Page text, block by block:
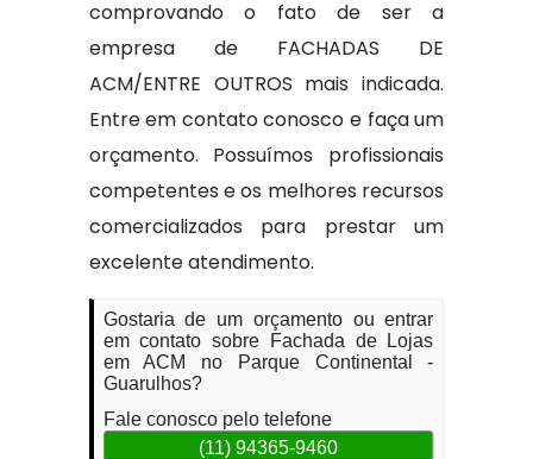
comprovando o fato de ser a
empresa de FACHADAS DE
ACM/ENTRE OUTROS mais indicada.
Entre em contato conosco e faça um
orçamento. Possuímos profissionais
competentes e os melhores recursos
comercializados para prestar um
excelente atendimento.
Gostaria de um orçamento ou entrar
em contato sobre Fachada de Lojas
em ACM no Parque Continental -
Guarulhos?
Fale conosco pelo telefone
(11) 94365-9460